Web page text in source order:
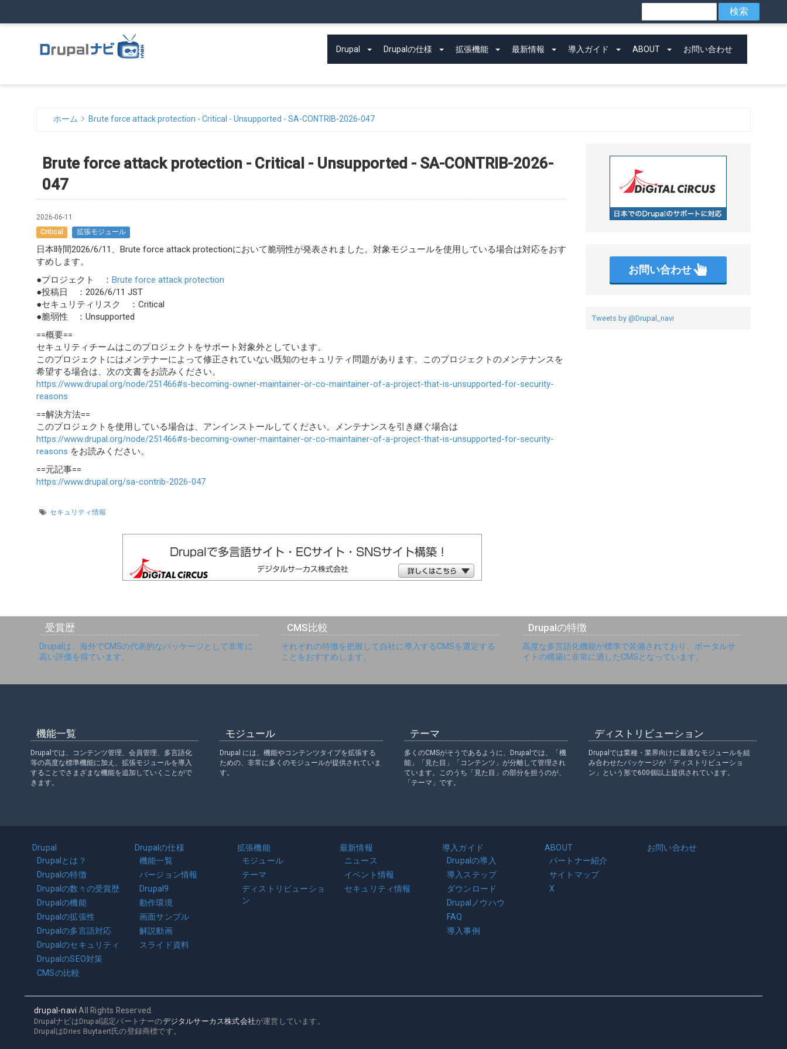
ン
コ
検
Main
navigation
Drupal Drupalの仕様 拡張機能 最新情報 導入ガイド ABOUT お問い合わせ
ン
く
ず
ホーム Brute force attack protection - Critical - Unsupported - SA-CONTRIB-2026-047
Brute force attack protection - Critical - Unsupported - SA-CONTRIB-2026-
047
2026-06-11
Critical
拡張モジュール
日本時間2026/6/11、Brute force attack protectionにおいて脆弱性が発表されました。対象モジュールを使用している場合は対応をおす
すめします。
●プロジェクト ： Brute force attack protection
●投稿日 ：2026/6/11 JST
●セキュリティリスク ：Critical
●脆弱性 ：Unsupported
==概要==
セキュリティチームはこのプロジェクトをサポート対象外としています。
このプロジェクトにはメンテナーによって修正されていない既知のセキュリティ問題があります。このプロジェクトのメンテナンスを
希望する場合は、次の文書をお読みください。
https://www.drupal.org/node/251466#s-becoming-owner-maintainer-or-co-maintainer-of-a-project-that-is-unsupported-for-security-
reasons
==解決方法==
このプロジェクトを使用している場合は、アンインストールしてください。メンテナンスを引き継ぐ場合は
https://www.drupal.org/node/251466#s-becoming-owner-maintainer-or-co-maintainer-of-a-project-that-is-unsupported-for-security-
reasons をお読みください。
==元記事==
https://www.drupal.org/sa-contrib-2026-047
セキュリティ情報
お問い合わせ
Tweets by @Drupal_navi
受賞歴
Drupalは、海外でCMSの代表的なパッケージとして非常に
高い評価を得ています。
CMS比較
それぞれの特徴を把握して自社に導入するCMSを選定する
ことをおすすめします。
Drupalの特徴
高度な多言語化機能が標準で装備されており、ポータルサ
イトの構築に非常に適したCMSとなっています。
機能一覧
Drupalでは、コンテンツ管理、会員管理、多言語化
等の高度な標準機能に加え、拡張モジュールを導入
することでさまざまな機能を追加していくことがで
きます。
モジュール
Drupal には、機能やコンテンツタイプを拡張する
ための、非常に多くのモジュールが提供されていま
す。
テーマ
多くのCMSがそうであるように、Drupalでは、「機
能」「見た目」「コンテンツ」が分離して管理され
ています。このうち「見た目」の部分を担うのが、
「テーマ」です。
ディストリビューション
Drupalでは業種・業界向けに最適なモジュールを組
み合わせたパッケージが「ディストリビューショ
ン」という形で600個以上提供されています。
Main
navigation
Drupal
Drupalとは？
Drupalの特徴
Drupalの数々の受賞歴
Drupalの機能
Drupalの拡張性
Drupalの多言語対応
Drupalのセキュリティ
DrupalのSEO対策
CMSの比較
Drupalの仕様
機能一覧
バージョン情報
Drupal9
動作環境
画面サンプル
解説動画
スライド資料
拡張機能
モジュール
テーマ
ディストリビューショ
ン
最新情報
ニュース
イベント情報
セキュリティ情報
導入ガイド
Drupalの導入
導入ステップ
ダウンロード
Drupalノウハウ
FAQ
導入事例
ABOUT
パートナー紹介
サイトマップ
X
お問い合わせ
drupal-navi All Rights Reserved.
DrupalナビはDrupal認定パートナーのデジタルサーカス株式会社が運営しています。
DrupalはDries Buytaert氏の登録商標です。